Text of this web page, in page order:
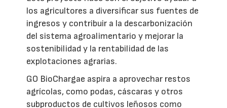
los agricultores a diversificar sus fuentes de
ingresos y contribuir a la descarbonización
del sistema agroalimentario y mejorar la
sostenibilidad y la rentabilidad de las
explotaciones agrarias.
GO BioChargae aspira a aprovechar restos
agrícolas, como podas, cáscaras y otros
subproductos de cultivos leñosos como